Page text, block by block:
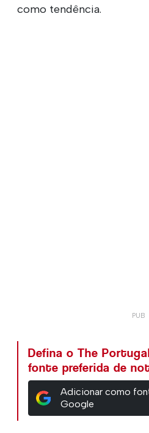
como tendência.
Defina o The
fonte preferida de
Adicionar como
Google